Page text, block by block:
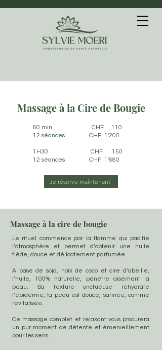
Massage à la Cire de Bougie
60 min CHF 110
12 séances CHF 1'200
1H30 CHF 150
12 séances CHF 1'680
Je réserve maintenant
Massage à la cire de bougie
Le rituel commence par la flamme qui pacifie
l’atmosphère et permet d’obtenir une huile
tiède, douce et délicatement parfumée.
A base de soja, noix de coco et cire d’abeille,
l’huile, 100% naturelle, pénètre aisément la
peau. Sa texture onctueuse réhydrate
l’épiderme, la peau est douce, satinée, comme
revitalisée.
Ce massage complet et relaxant vous procurera
un pur moment de détente et émerveillement
pour les sens.